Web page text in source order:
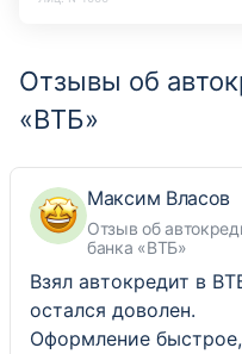
Отзывы об
«ВТБ»
Максим Власов
Отзыв об
банка «ВТБ»
Взял автокредит в
остался доволен.
Оформление